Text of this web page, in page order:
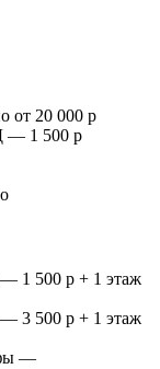
от 20 000 р
— 1 500 р
1 500 р + 1 этаж
3 500 р + 1 этаж
—